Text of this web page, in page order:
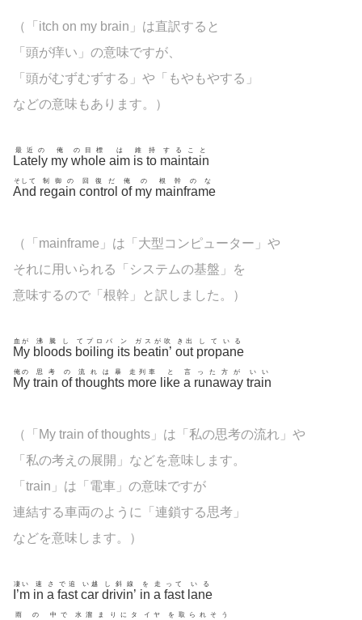
（「itch on my brain」は直訳すると
「頭が痒い」の意味ですが、
「頭がむずむずする」や「もやもやする」
などの意味もあります。）
Lately
最近の
my
俺
whole
の目標
aim
は
is
維
to
持
maintain
すること
And
そして
regain
制御の
control
回復だ
of
俺
my
の
mainframe
根幹のな
（「 mainframe」は「大型コンピューター」や
それに用いられる「システムの基盤」を
意味するので「根幹」と訳しました。）
My
血が
bloods
沸騰し
boiling
てプロパ
its
ン
beatin’
ガスが吹
out
き出
propane
している
My
俺の
train
思考
of
の
thoughts
流れは暴
more
走列車
like
と
a
言
runaway
った方が
train
いい
（「My train of thoughts」は「私の思考の流れ」や
「私の考えの展開」などを意味します。
「train」は「電車」の意味ですが
連結する車両のように「連鎖する思考」
などを意味します。）
I’m
凄い
in
速
a
さ
fast
で追
car
い越
drivin’
し斜線
in
を
a
走
fast
って
lane
いる
雨 の 中で 水溜 ま りにタ イヤ を取られそう